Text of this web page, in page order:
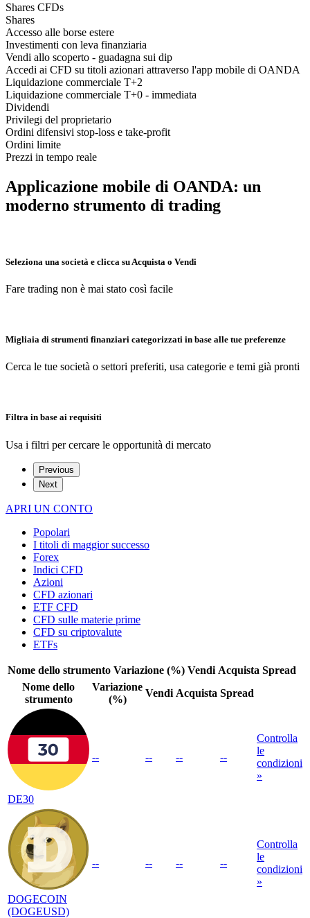
Shares CFDs
Shares
Accesso alle borse estere
Investimenti con leva finanziaria
Vendi allo scoperto - guadagna sui dip
Accedi ai CFD su titoli azionari attraverso l'app mobile di OANDA
Liquidazione commerciale T+2
Liquidazione commerciale T+0 - immediata
Dividendi
Privilegi del proprietario
Ordini difensivi stop-loss e take-profit
Ordini limite
Prezzi in tempo reale
Applicazione mobile di OANDA: un
moderno strumento di trading
Seleziona una società e clicca su Acquista o Vendi
Fare trading non è mai stato così facile
Migliaia di strumenti finanziari categorizzati in base alle tue preferenze
Cerca le tue società o settori preferiti, usa categorie e temi già pronti
Filtra in base ai requisiti
Usa i filtri per cercare le opportunità di mercato
Previous
Next
APRI UN CONTO
Popolari
I titoli di maggior successo
Forex
Indici CFD
Azioni
CFD azionari
ETF CFD
CFD sulle materie prime
CFD su criptovalute
ETFs
Nome dello strumento Variazione (%) Vendi Acquista Spread
Nome dello
strumento
Variazione
(%)
Vendi Acquista Spread
DE30
-- -- -- --
Controlla
le
condizioni
»
DOGECOIN
(DOGEUSD)
-- -- -- --
Controlla
le
condizioni
»